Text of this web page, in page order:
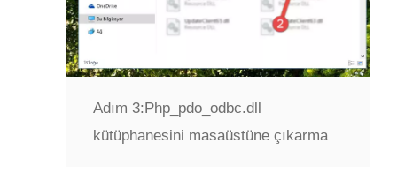
Adım 3:Php_pdo_odbc.dll
kütüphanesini masaüstüne çıkarma